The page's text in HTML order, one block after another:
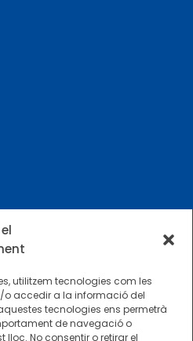
utilitzem tecnologies com les
accedir a la informació del
tecnologies ens permetrà
de navegació o
No consentir o retirar el